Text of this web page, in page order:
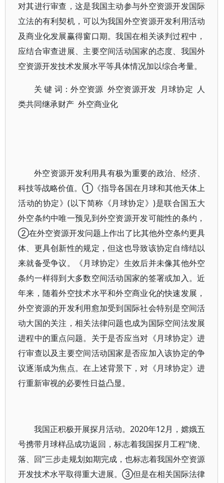
对其进行审查，这是我国主动参与外空资源开发国际
立法的有利契机，可以为我国外空资源开发利用活动
及商业化发展赢得窗口期。我国在相关谈判过程中，
应结合审查进展、主要空间活动国家的态度、我国外
空资源开发技术发展水平等具体情况加以综合考量。
关 键 词：外空资源 外空资源开发 月球协定 人
类共同继承财产 外空商业化
外空资源开发利用具有极为重要的政治、经济、
科技等战略价值。①《指导各国在月球和其他天体上
活动的协定》(以下简称《月球协定》)是联合国五大
外空条约中唯一预见到外空资源开发可能性的条约，
②在外空资源开发问题上作出了比其他外空条约更具
体、更具创新性的规定，但这也导致该协定自缔结以
来就备受争议。《月球协定》生效后并未像其他外空
条约一样得到大多数空间活动国家的签署或加入。近
年来，随着外空技术水平和外空商业化的快速发展，
外空资源的开发利用愈加受到国际社会特别是空间活
动大国的关注，相关法律问题也成为国际空间法发展
进程中的重点问题。关于是否应当对《月球协定》进
行审查以及主要空间活动国家是否应加入该协定的争
议逐渐成为焦点。在上述背景下，对《月球协定》进
行重新审视的必要性日益凸显。
我国正积极开展探月活动。2020年12月，嫦娥五
号携带月球样品成功返回，标志着我国探月工程“绕、
落、回”三步走规划如期完成，也标志着我国外空资源
开发技术水平取得重大进展。③但是在相关国际法律